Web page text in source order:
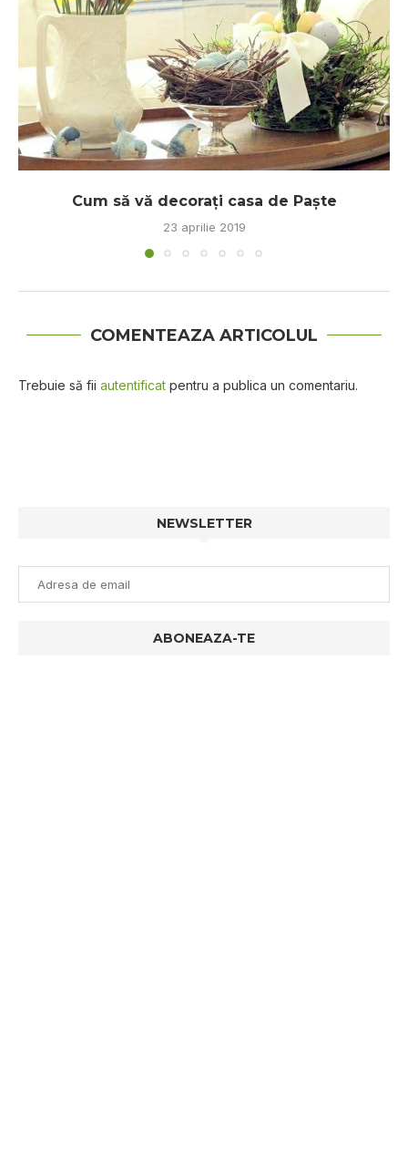
Cum să vă decoraţi casa de Paşte
23 aprilie 2019
COMENTEAZA ARTICOLUL
Trebuie să fii autentificat pentru a publica un comentariu.
NEWSLETTER